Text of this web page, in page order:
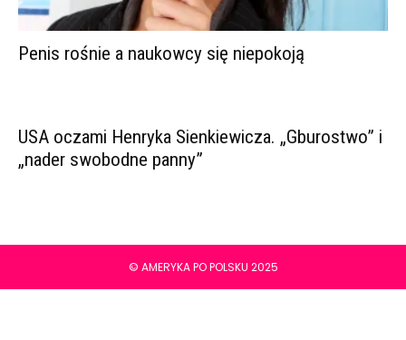
Penis rośnie a naukowcy się niepokoją
USA oczami Henryka Sienkiewicza. „Gburostwo” i
„nader swobodne panny”
© AMERYKA PO POLSKU 2025